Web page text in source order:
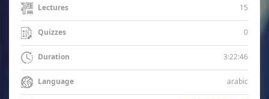
Lectures 15
Quizzes 0
Duration 3:22:46
Language arabic